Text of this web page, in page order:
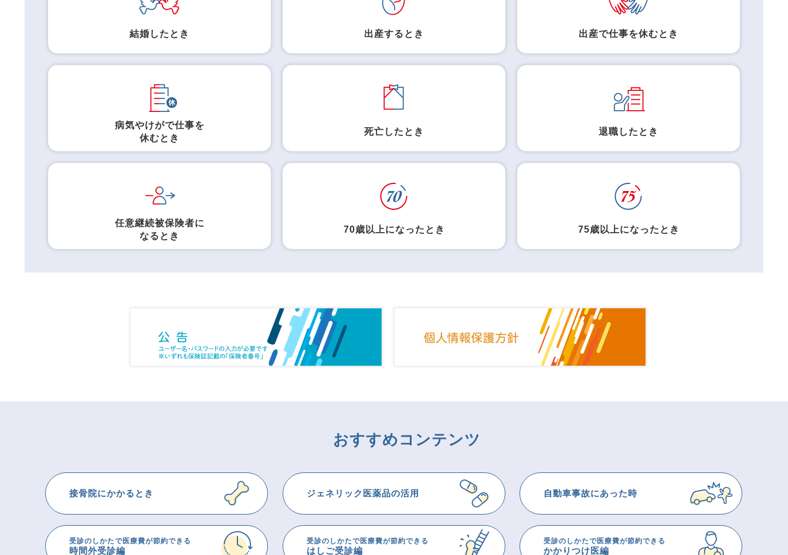
結婚したとき 出産するとき 出産で仕事を休むとき
病気やけがで仕事を
休むとき
死亡したとき 退職したとき
任意継続被保険者に
なるとき
70歳以上になったとき 75歳以上になったとき
おすすめコンテンツ
接骨院にかかるとき ジェネリック医薬品の活用 自動車事故にあった時
受診のしかたで医療費が節約できる
時間外受診編
受診のしかたで医療費が節約できる
はしご受診編
受診のしかたで医療費が節約できる
かかりつけ医編